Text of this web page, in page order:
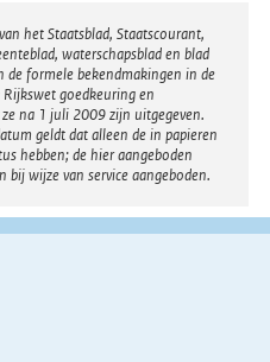
het Staatsblad, Staatscourant,
waterschapsblad en blad
de formele bekendmakingen in de
goedkeuring en
na 1 juli 2009 zijn uitgegeven.
geldt dat alleen de in papieren
hebben; de hier aangeboden
bij wijze van service aangeboden.